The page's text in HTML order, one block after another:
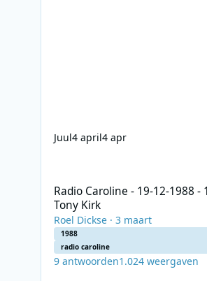
Juul4 april4 apr
Radio Caroline - 19-12-1988 -
Tony Kirk
Roel Dickse· 3 maart
1988
radio caroline
9 antwoorden1.024 weergaven